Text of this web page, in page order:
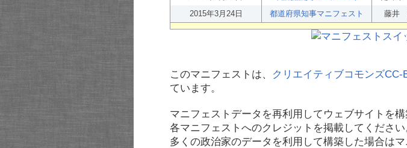
2015年3月24日
都道府県知事マニフェスト 藤井
このマニフェストは、 クリエイティブコモンズCC-
ています。
マニフェストデータを再利用してウェブサイトを構
各マニフェストへのクレジットを掲載してください
多くの政治家のデータを利用して構築した場合は